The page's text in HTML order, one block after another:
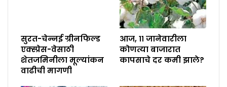
सुरत-चेन्नई ग्रीनफिल्ड
एक्स्प्रेस-वेसाठी
शेतजमिनीला मूल्यांकन
वाढीची मागणी
आज, ११ जानेवारीला
कोणत्या बाजारात
कापसाचे दर कमी झाले?